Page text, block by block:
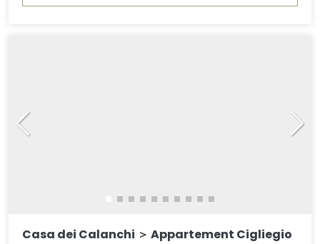
Casa dei Calanchi ＞ Appartement Cigliegio